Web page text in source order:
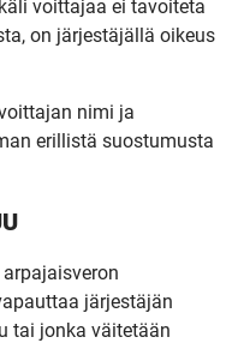
voittajaa ei tavoiteta
on järjestäjällä oikeus
nimi ja
erillistä suostumusta
järjestäjän
tai jonka väitetään